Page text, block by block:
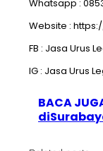
Whatsapp :
Website :
FB : Jasa Urus
IG : Jasa Urus
BACA